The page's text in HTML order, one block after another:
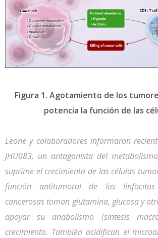
Figura 1. Agotamiento de los
potencia la función de las
Leone y colaboradores informaron
JHU083, un antagonista del
suprime el crecimiento de las células
función antitumoral de los
cancerosas toman glutamina, glucosa y
apoyar su anabolismo (síntesis
crecimiento. También acidifican el